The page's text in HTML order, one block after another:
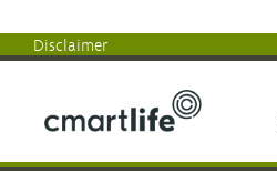
Disclaimer